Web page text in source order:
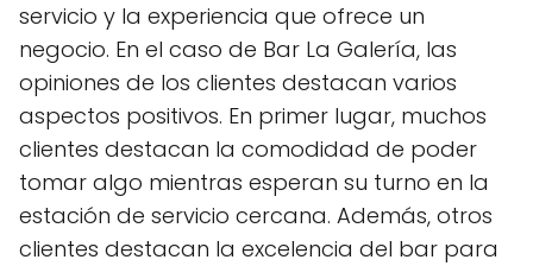
servicio y la experiencia que ofrece un
negocio. En el caso de Bar La Galería, las
opiniones de los clientes destacan varios
aspectos positivos. En primer lugar, muchos
clientes destacan la comodidad de poder
tomar algo mientras esperan su turno en la
estación de servicio cercana. Además, otros
clientes destacan la excelencia del bar para